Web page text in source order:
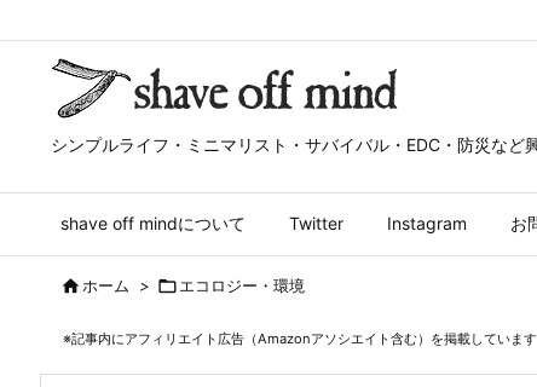
シンプルライフ・ミニマリスト・サバイバル・EDC・防災など
shave off mindについて Twitter Instagram お
ホーム > エコロジー・環境
※記事内にアフィリエイト広告（Amazonアソシエイト含む）を掲載しています